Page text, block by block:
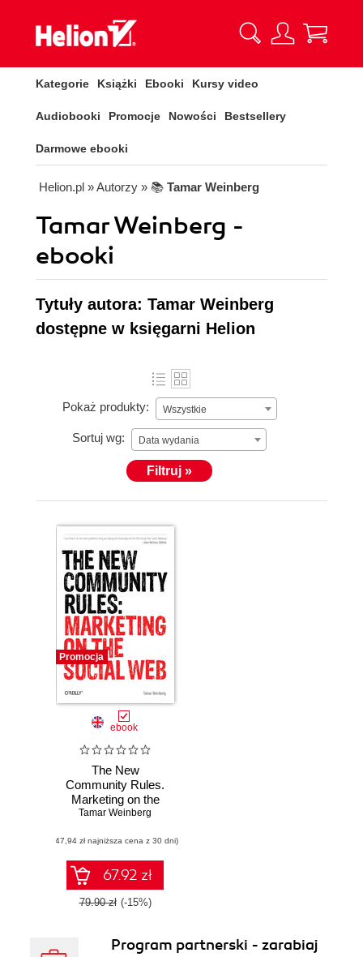
Kategorie Książki Ebooki Kursy video
Audiobooki Promocje Nowości Bestsellery
Darmowe ebooki
Helion.pl » Autorzy » 📚 Tamar Weinberg
Tamar Weinberg -
ebooki
Tytuły autora: Tamar Weinberg
dostępne w księgarni Helion
Pokaż produkty: Wszystkie
Sortuj wg: Data wydania
Filtruj »
Promocja
ebook
The New
Community Rules.
Marketing on the
Social Web
Tamar Weinberg
(47,94 zł najniższa cena z 30 dni)
67.92 zł
79.90 zł (-15%)
Program partnerski - zarabiaj